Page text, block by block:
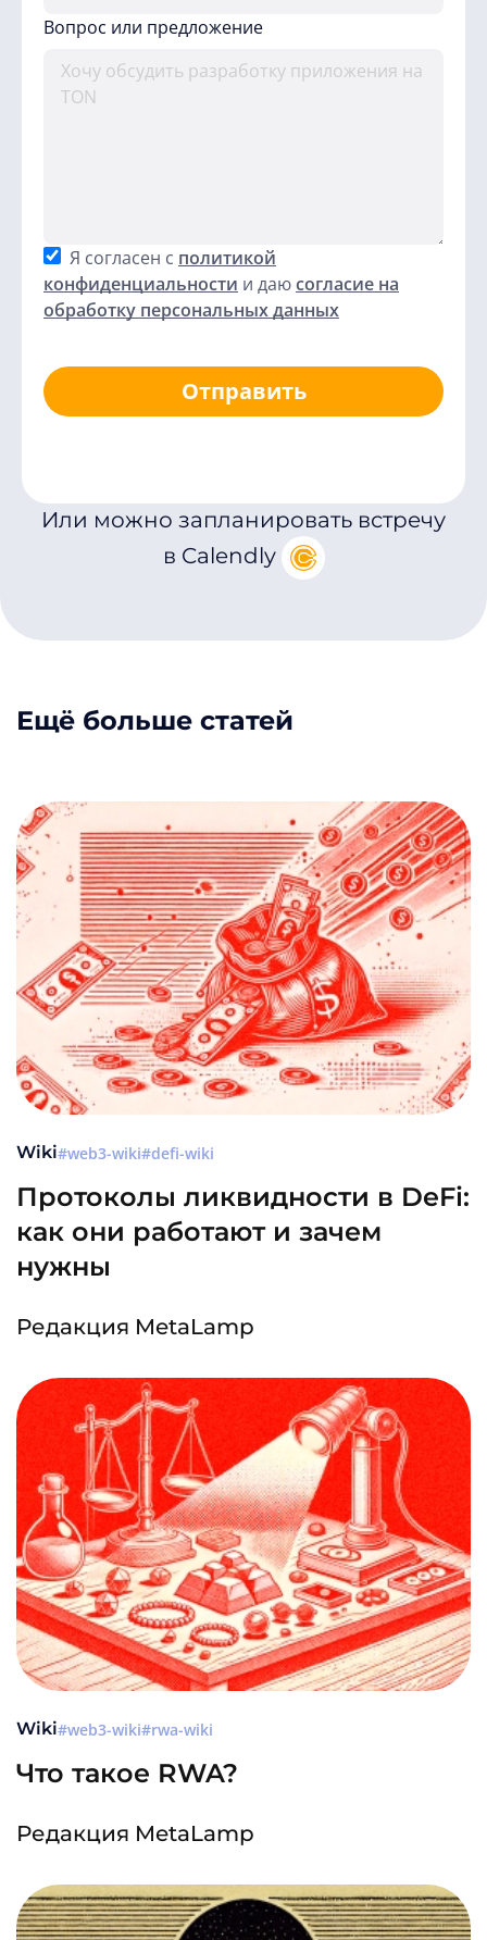
Вопрос или предложение
Я согласен с политикой
конфиденциальности и даюсогласие на
обработку персональных данных
Отправить
Или можно запланировать встречу
в Calendly
Ещё больше статей
Wiki web3-wiki defi-wiki
Протоколы ликвидности в DeFi:
как они работают и зачем
нужны
Редакция MetaLamp
Wiki web3-wiki rwa-wiki
Что такое RWA?
Редакция MetaLamp